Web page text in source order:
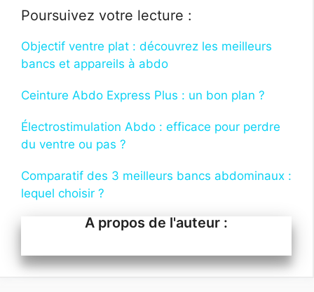
Poursuivez votre lecture :
Objectif ventre plat : découvrez les meilleurs
bancs et appareils à abdo
Ceinture Abdo Express Plus : un bon plan ?
Électrostimulation Abdo : efficace pour perdre
du ventre ou pas ?
Comparatif des 3 meilleurs bancs abdominaux :
lequel choisir ?